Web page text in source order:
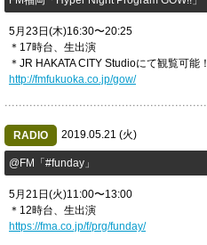
5月23日(木)16:30〜20:25
＊17時台、生出演
＊JR HAKATA CITY Studioにて観覧可能！
http://fmfukuoka.co.jp/gow/
RADIO 2019.05.21 (火)
@FM「#funday」
5月21日(火)11:00〜13:00
＊12時台、生出演
https://fma.co.jp/f/prg/funday/